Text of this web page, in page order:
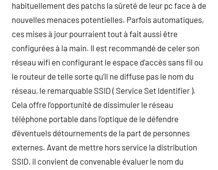
habituellement des patchs la sûreté de leur pc face à de
nouvelles menaces potentielles. Parfois automatiques,
ces mises à jour pourraient tout à fait aussi être
configurées à la main. Il est recommandé de celer son
réseau wifi en configurant le espace d’accès sans fil ou
le routeur de telle sorte qu’il ne diffuse pas le nom du
réseau, le remarquable SSID ( Service Set Identifier ).
Cela offre l’opportunité de dissimuler le réseau
téléphone portable dans l’optique de le défendre
d’éventuels détournements de la part de personnes
externes. Avant de mettre hors service la distribution
SSID, il convient de convenable évaluer le nom du